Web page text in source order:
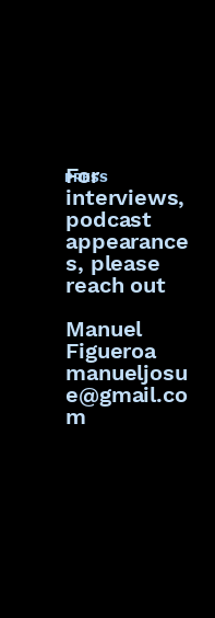
PRESS
For
interviews,
podcast
appearance
s, please
reach out
Manuel
Figueroa
manueljosu
e@gmail.co
m